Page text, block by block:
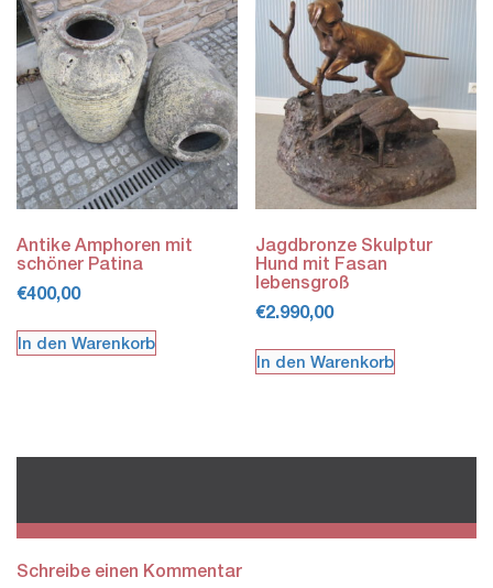
Antike Amphoren mit
schöner Patina
€400,00
In den Warenkorb
Jagdbronze Skulptur
Hund mit Fasan
lebensgroß
€2.990,00
In den Warenkorb
Schreibe einen Kommentar